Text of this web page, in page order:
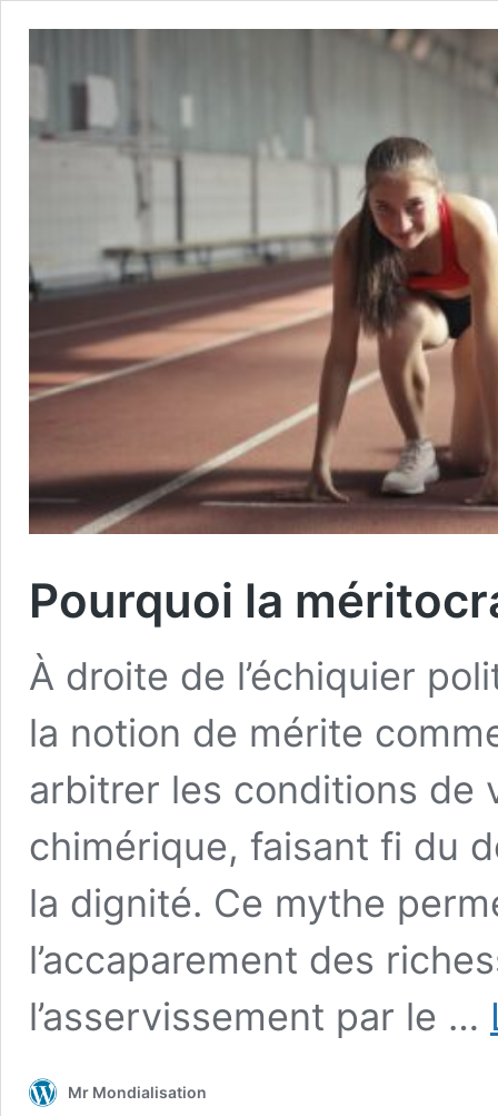
Pourquoi la
À droite de l’échiquier
la notion de mérite
arbitrer les conditions de
chimérique, faisant fi du
la dignité. Ce mythe
l’accaparement des
l’asservissement par le …
Mr Mondialisation